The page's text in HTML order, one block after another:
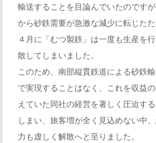
輸送することを目論んでいたのです
から砂鉄需要が急激な減少に転じた
４月に「むつ製鉄」は一度も生産を
散してしまいました。
このため、南部縦貫鉄道による砂鉄
で実現することはなく、これを収益
えていた同社の経営を著しく圧迫す
しまい、旅客増が全く見込めない中
力も虚しく解散へと至りました。